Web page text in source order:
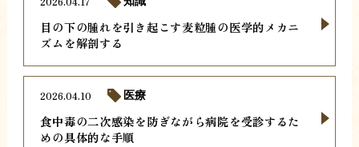
目の下の腫れを引き起こす麦粒腫の医学的メカニ
ズムを解剖する
食中毒の二次感染を防ぎながら病院を受診するた
めの具体的な手順
2026.04.10 医療